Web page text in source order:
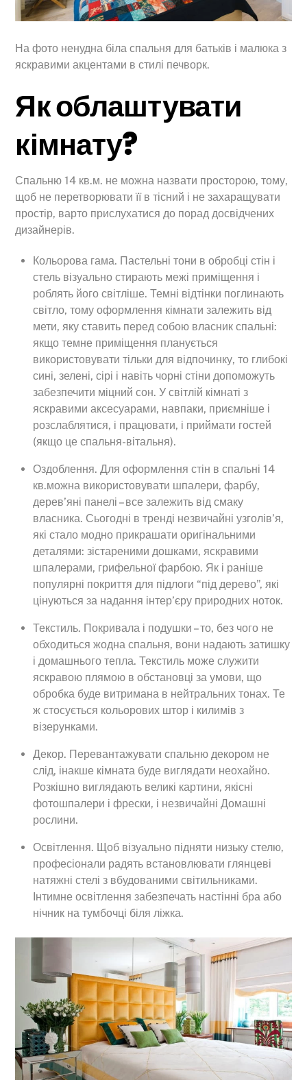
На фото ненудна біла спальня для батьків і малюка з
яскравими акцентами в стилі печворк.
Як облаштувати
кімнату?
Спальню 14 кв.м. не можна назвати просторою, тому,
щоб не перетворювати її в тісний і не захаращувати
простір, варто прислухатися до порад досвідчених
дизайнерів.
Кольорова гама. Пастельні тони в обробці стін і
стель візуально стирають межі приміщення і
роблять його світліше. Темні відтінки поглинають
світло, тому оформлення кімнати залежить від
мети, яку ставить перед собою власник спальні:
якщо темне приміщення планується
використовувати тільки для відпочинку, то глибокі
сині, зелені, сірі і навіть чорні стіни допоможуть
забезпечити міцний сон. У світлій кімнаті з
яскравими аксесуарами, навпаки, приємніше і
розслаблятися, і працювати, і приймати гостей
(якщо це спальня-вітальня).
Оздоблення. Для оформлення стін в спальні 14
кв.можна використовувати шпалери, фарбу,
дерев’яні панелі – все залежить від смаку
власника. Сьогодні в тренді незвичайні узголів’я,
які стало модно прикрашати оригінальними
деталями: зістареними дошками, яскравими
шпалерами, грифельної фарбою. Як і раніше
популярні покриття для підлоги “під дерево”, які
цінуються за надання інтер’єру природних ноток.
Текстиль. Покривала і подушки – то, без чого не
обходиться жодна спальня, вони надають затишку
і домашнього тепла. Текстиль може служити
яскравою плямою в обстановці за умови, що
обробка буде витримана в нейтральних тонах. Те
ж стосується кольорових штор і килимів з
візерунками.
Декор. Перевантажувати спальню декором не
слід, інакше кімната буде виглядати неохайно.
Розкішно виглядають великі картини, якісні
фотошпалери і фрески, і незвичайні Домашні
рослини.
Освітлення. Щоб візуально підняти низьку стелю,
професіонали радять встановлювати глянцеві
натяжні стелі з вбудованими світильниками.
Інтимне освітлення забезпечать настінні бра або
нічник на тумбочці біля ліжка.